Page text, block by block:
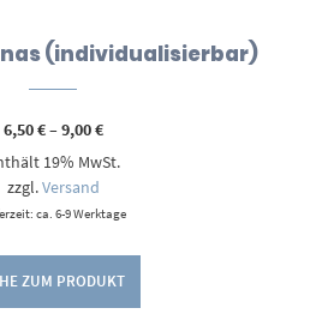
(individualisierbar)
6,50€–9,00€Preisspanne:
bis
19% MwSt.
zzgl.Versand
ca. 6-9 Werktage
ZUM PRODUKT